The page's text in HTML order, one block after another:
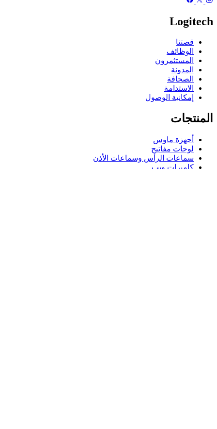
Logitech
قصتنا
الوظائف
المستثمرون
المدونة
الصحافة
الاستدامة
إمكانية الوصول
المنتجات
أجهزة ماوس
لوحات مفاتيح
سماعات الرأس وسماعات الأذن
كاميرات ويب